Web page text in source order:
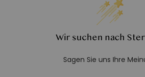
Wir suchen nach
Sagen Sie uns Ihre